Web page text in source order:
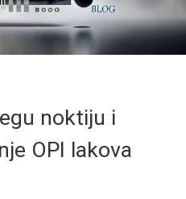
noktiju i
OPI lakova